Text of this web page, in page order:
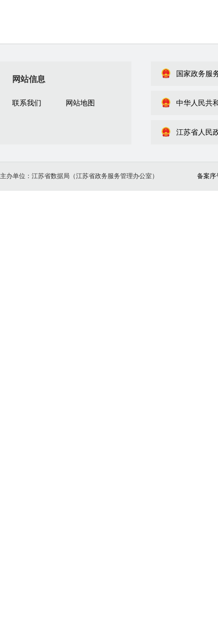
网站信息
联系我们 网站地图
国家政务服
中华人民共
江苏省人民
主办单位：江苏省数据局（江苏省政务服务管理办公室） 备案序